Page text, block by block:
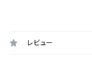
レビュー